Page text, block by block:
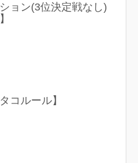
ョン(3位決定戦なし)
コルール】